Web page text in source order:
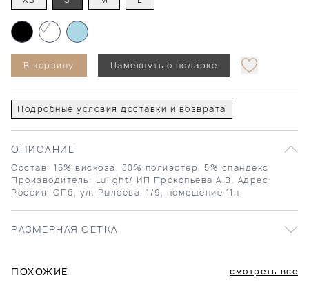
В корзину Намекнуть о подарке
Подробные условия доставки и возврата
ОПИСАНИЕ
Состав: 15% вискоза, 80% полиэстер, 5% спандекс
Производитель: Lulight/ ИП Прокопьева А.В. Адрес:
Россия, СПб, ул. Рылеева, 1/9, помещение 11н
РАЗМЕРНАЯ СЕТКА
ПОХОЖИЕ смотреть все